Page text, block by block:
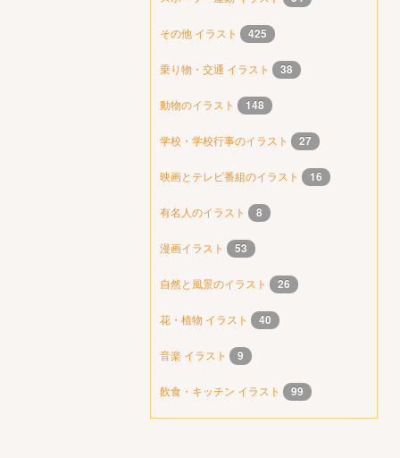
その他 イラスト 425
乗り物・交通 イラスト 38
動物のイラスト 148
学校・学校行事のイラスト 27
映画とテレビ番組のイラスト 16
有名人のイラスト 8
漫画イラスト 53
自然と風景のイラスト 26
花・植物 イラスト 40
音楽 イラスト 9
飲食・キッチン イラスト 99